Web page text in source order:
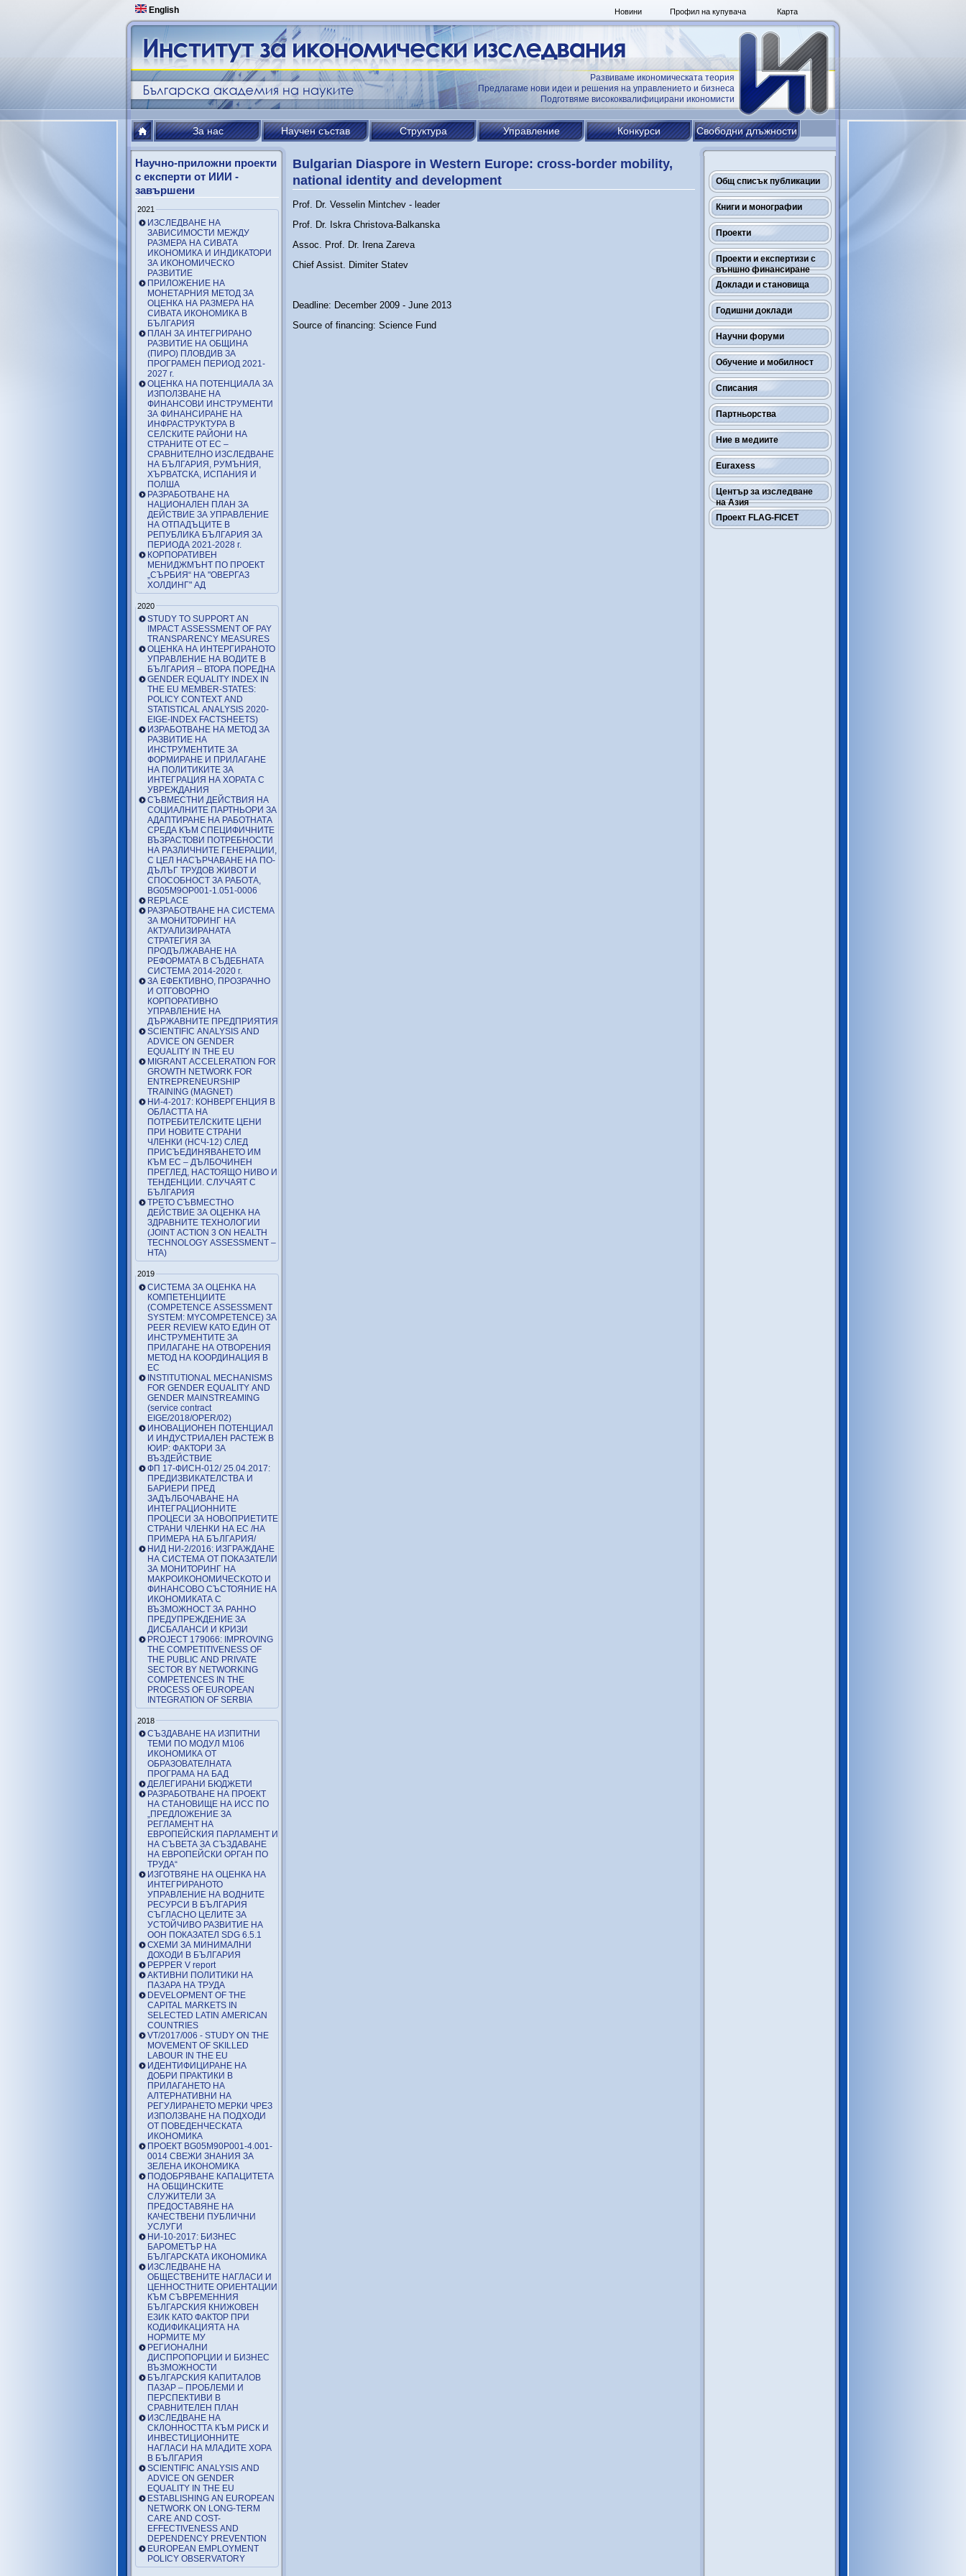
English Карта
Профил на купувача
Новини
Развиваме икономическата теория
Предлагаме нови идеи и решения на управлението и бизнеса
Подготвяме висококвалифицирани икономисти
За нас Научен състав Структура Управление Конкурси Свободни длъжности
Общ списък публикации
Книги и монографии
Проекти
Проекти и експертизи с
външно финансиране
Доклади и становища
Годишни доклади
Научни форуми
Обучение и мобилност
Списания
Партньорства
Ние в медиите
Euraxess
Център за изследване
на Азия
Проект FLAG-FICET
Научно-приложни проекти
с експерти от ИИИ -
завършени
2021
ИЗСЛЕДВАНЕ НА
ЗАВИСИМОСТИ МЕЖДУ
РАЗМЕРА НА СИВАТА
ИКОНОМИКА И ИНДИКАТОРИ
ЗА ИКОНОМИЧЕСКО
РАЗВИТИЕ
ПРИЛОЖЕНИЕ НА
МОНЕТАРНИЯ МЕТОД ЗА
ОЦЕНКА НА РАЗМЕРА НА
СИВАТА ИКОНОМИКА В
БЪЛГАРИЯ
ПЛАН ЗА ИНТЕГРИРАНО
РАЗВИТИЕ НА ОБЩИНА
(ПИРО) ПЛОВДИВ ЗА
ПРОГРАМЕН ПЕРИОД 2021-
2027 г.
ОЦЕНКА НА ПОТЕНЦИАЛА ЗА
ИЗПОЛЗВАНЕ НА
ФИНАНСОВИ ИНСТРУМЕНТИ
ЗА ФИНАНСИРАНЕ НА
ИНФРАСТРУКТУРА В
СЕЛСКИТЕ РАЙОНИ НА
СТРАНИТЕ ОТ ЕС –
СРАВНИТЕЛНО ИЗСЛЕДВАНЕ
НА БЪЛГАРИЯ, РУМЪНИЯ,
ХЪРВАТСКА, ИСПАНИЯ И
ПОЛША
РАЗРАБОТВАНЕ НА
НАЦИОНАЛЕН ПЛАН ЗА
ДЕЙСТВИЕ ЗА УПРАВЛЕНИЕ
НА ОТПАДЪЦИТЕ В
РЕПУБЛИКА БЪЛГАРИЯ ЗА
ПЕРИОДА 2021-2028 г.
КОРПОРАТИВЕН
МЕНИДЖМЪНТ ПО ПРОЕКТ
„СЪРБИЯ“ НА "ОВЕРГАЗ
ХОЛДИНГ" АД
2020
STUDY TO SUPPORT AN
IMPACT ASSESSMENT OF PAY
TRANSPARENCY MEASURES
ОЦЕНКА НА ИНТЕРГИРАНОТО
УПРАВЛЕНИЕ НА ВОДИТЕ В
БЪЛГАРИЯ – ВТОРА ПОРЕДНА
GENDER EQUALITY INDEX IN
THE EU MEMBER-STATES:
POLICY CONTEXT AND
STATISTICAL ANALYSIS 2020-
EIGE-INDEX FACTSHEETS)
ИЗРАБОТВАНЕ НА МЕТОД ЗА
РАЗВИТИЕ НА
ИНСТРУМЕНТИТЕ ЗА
ФОРМИРАНЕ И ПРИЛАГАНЕ
НА ПОЛИТИКИТЕ ЗА
ИНТЕГРАЦИЯ НА ХОРАТА С
УВРЕЖДАНИЯ
СЪВМЕСТНИ ДЕЙСТВИЯ НА
СОЦИАЛНИТЕ ПАРТНЬОРИ ЗА
АДАПТИРАНЕ НА РАБОТНАТА
СРЕДА КЪМ СПЕЦИФИЧНИТЕ
ВЪЗРАСТОВИ ПОТРЕБНОСТИ
НА РАЗЛИЧНИТЕ ГЕНЕРАЦИИ,
С ЦЕЛ НАСЪРЧАВАНЕ НА ПО-
ДЪЛЪГ ТРУДОВ ЖИВОТ И
СПОСОБНОСТ ЗА РАБОТА,
BG05M9OP001-1.051-0006
REPLACE
РАЗРАБОТВАНЕ НА СИСТЕМА
ЗА МОНИТОРИНГ НА
АКТУАЛИЗИРАНАТА
СТРАТЕГИЯ ЗА
ПРОДЪЛЖАВАНЕ НА
РЕФОРМАТА В СЪДЕБНАТА
СИСТЕМА 2014-2020 г.
ЗА ЕФЕКТИВНО, ПРОЗРАЧНО
И ОТГОВОРНО
КОРПОРАТИВНО
УПРАВЛЕНИЕ НА
ДЪРЖАВНИТЕ ПРЕДПРИЯТИЯ
SCIENTIFIC ANALYSIS AND
ADVICE ON GENDER
EQUALITY IN THE EU
MIGRANT ACCELERATION FOR
GROWTH NETWORK FOR
ENTREPRENEURSHIP
TRAINING (MAGNET)
НИ-4-2017: КОНВЕРГЕНЦИЯ В
ОБЛАСТТА НА
ПОТРЕБИТЕЛСКИТЕ ЦЕНИ
ПРИ НОВИТЕ СТРАНИ
ЧЛЕНКИ (НСЧ-12) СЛЕД
ПРИСЪЕДИНЯВАНЕТО ИМ
КЪМ ЕС – ДЪЛБОЧИНЕН
ПРЕГЛЕД, НАСТОЯЩО НИВО И
ТЕНДЕНЦИИ. СЛУЧАЯТ С
БЪЛГАРИЯ
ТРЕТО СЪВМЕСТНО
ДЕЙСТВИЕ ЗА ОЦЕНКА НА
ЗДРАВНИТЕ ТЕХНОЛОГИИ
(JOINT ACTION 3 ON HEALTH
TECHNOLOGY ASSESSMENT –
HTA)
2019
СИСТЕМА ЗА ОЦЕНКА НА
КОМПЕТЕНЦИИТЕ
(COMPETENCE ASSESSMENT
SYSTEM: MYCOMPETENCE) ЗА
PEER REVIEW КАТО ЕДИН ОТ
ИНСТРУМЕНТИТЕ ЗА
ПРИЛАГАНЕ НА ОТВОРЕНИЯ
МЕТОД НА КООРДИНАЦИЯ В
ЕС
INSTITUTIONAL MECHANISMS
FOR GENDER EQUALITY AND
GENDER MAINSTREAMING
(service contract
EIGE/2018/OPER/02)
ИНОВАЦИОНЕН ПОТЕНЦИАЛ
И ИНДУСТРИАЛЕН РАСТЕЖ В
ЮИР: ФАКТОРИ ЗА
ВЪЗДЕЙСТВИЕ
ФП 17-ФИСН-012/ 25.04.2017:
ПРЕДИЗВИКАТЕЛСТВА И
БАРИЕРИ ПРЕД
ЗАДЪЛБОЧАВАНЕ НА
ИНТЕГРАЦИОННИТЕ
ПРОЦЕСИ ЗА НОВОПРИЕТИТЕ
СТРАНИ ЧЛЕНКИ НА ЕС /НА
ПРИМЕРА НА БЪЛГАРИЯ/
НИД НИ-2/2016: ИЗГРАЖДАНЕ
НА СИСТЕМА ОТ ПОКАЗАТЕЛИ
ЗА МОНИТОРИНГ НА
МАКРОИКОНОМИЧЕСКОТО И
ФИНАНСОВО СЪСТОЯНИЕ НА
ИКОНОМИКАТА С
ВЪЗМОЖНОСТ ЗА РАННО
ПРЕДУПРЕЖДЕНИЕ ЗА
ДИСБАЛАНСИ И КРИЗИ
PROJECT 179066: IMPROVING
THE COMPETITIVENESS OF
THE PUBLIC AND PRIVATE
SECTOR BY NETWORKING
COMPETENCES IN THE
PROCESS OF EUROPEAN
INTEGRATION OF SERBIA
2018
СЪЗДАВАНЕ НА ИЗПИТНИ
ТЕМИ ПО МОДУЛ М106
ИКОНОМИКА ОТ
ОБРАЗОВАТЕЛНАТА
ПРОГРАМА НА БАД
ДЕЛЕГИРАНИ БЮДЖЕТИ
РАЗРАБОТВАНЕ НА ПРОЕКТ
НА СТАНОВИЩЕ НА ИСС ПО
„ПРЕДЛОЖЕНИЕ ЗА
РЕГЛАМЕНТ НА
ЕВРОПЕЙСКИЯ ПАРЛАМЕНТ И
НА СЪВЕТА ЗА СЪЗДАВАНЕ
НА ЕВРОПЕЙСКИ ОРГАН ПО
ТРУДА“
ИЗГОТВЯНЕ НА ОЦЕНКА НА
ИНТЕГРИРАНОТО
УПРАВЛЕНИЕ НА ВОДНИТЕ
РЕСУРСИ В БЪЛГАРИЯ
СЪГЛАСНО ЦЕЛИТЕ ЗА
УСТОЙЧИВО РАЗВИТИЕ НА
ООН ПОКАЗАТЕЛ SDG 6.5.1
СХЕМИ ЗА МИНИМАЛНИ
ДОХОДИ В БЪЛГАРИЯ
PEPPER V report
АКТИВНИ ПОЛИТИКИ НА
ПАЗАРА НА ТРУДА
DEVELOPMENT OF THE
CAPITAL MARKETS IN
SELECTED LATIN AMERICAN
COUNTRIES
VT/2017/006 - STUDY ON THE
MOVEMENT OF SKILLED
LABOUR IN THE EU
ИДЕНТИФИЦИРАНЕ НА
ДОБРИ ПРАКТИКИ В
ПРИЛАГАНЕТО НА
АЛТЕРНАТИВНИ НА
РЕГУЛИРАНЕТО МЕРКИ ЧРЕЗ
ИЗПОЛЗВАНЕ НА ПОДХОДИ
ОТ ПОВЕДЕНЧЕСКАТА
ИКОНОМИКА
ПРОЕКТ BG05M90P001-4.001-
0014 СВЕЖИ ЗНАНИЯ ЗА
ЗЕЛЕНА ИКОНОМИКА
ПОДОБРЯВАНЕ КАПАЦИТЕТА
НА ОБЩИНСКИТЕ
СЛУЖИТЕЛИ ЗА
ПРЕДОСТАВЯНЕ НА
КАЧЕСТВЕНИ ПУБЛИЧНИ
УСЛУГИ
НИ-10-2017: БИЗНЕС
БАРОМЕТЪР НА
БЪЛГАРСКАТА ИКОНОМИКА
ИЗСЛЕДВАНЕ НА
ОБЩЕСТВЕНИТЕ НАГЛАСИ И
ЦЕННОСТНИТЕ ОРИЕНТАЦИИ
КЪМ СЪВРЕМЕННИЯ
БЪЛГАРСКИЯ КНИЖОВЕН
ЕЗИК КАТО ФАКТОР ПРИ
КОДИФИКАЦИЯТА НА
НОРМИТЕ МУ
РЕГИОНАЛНИ
ДИСПРОПОРЦИИ И БИЗНЕС
ВЪЗМОЖНОСТИ
БЪЛГАРСКИЯ КАПИТАЛОВ
ПАЗАР – ПРОБЛЕМИ И
ПЕРСПЕКТИВИ В
СРАВНИТЕЛЕН ПЛАН
ИЗСЛЕДВАНЕ НА
СКЛОННОСТТА КЪМ РИСК И
ИНВЕСТИЦИОННИТЕ
НАГЛАСИ НА МЛАДИТЕ ХОРА
В БЪЛГАРИЯ
SCIENTIFIC ANALYSIS AND
ADVICE ON GENDER
EQUALITY IN THE EU
ESTABLISHING AN EUROPEAN
NETWORK ON LONG-TERM
CARE AND COST-
EFFECTIVENESS AND
DEPENDENCY PREVENTION
EUROPEAN EMPLOYMENT
POLICY OBSERVATORY
Bulgarian Diaspore in Western Europe: cross-border mobility,
national identity and development
Prof. Dr. Vesselin Mintchev - leader
Prof. Dr. Iskra Christova-Balkanska
Assoc. Prof. Dr. Irena Zareva
Chief Assist. Dimiter Statev
Deadline: December 2009 - June 2013
Source of financing: Science Fund